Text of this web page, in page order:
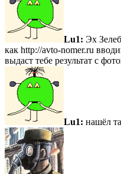
Lu1: Эх
как http://avto-nomer.ru
выдаст тебе результат с
Lu1: нашёл